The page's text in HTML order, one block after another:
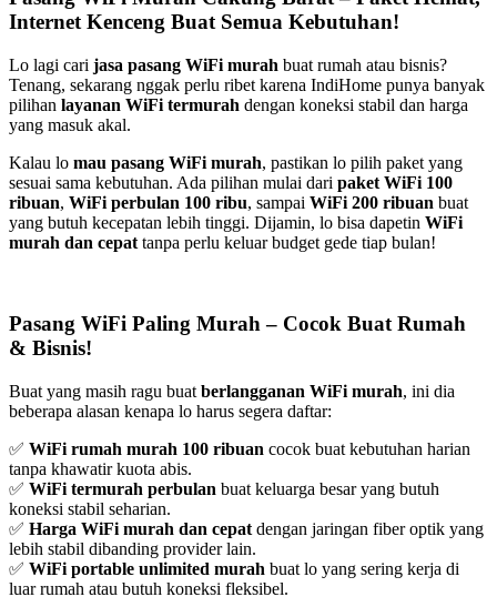
Internet Kenceng Buat Semua Kebutuhan!
Lo lagi cari jasa pasang WiFi murah buat rumah atau bisnis?
Tenang, sekarang nggak perlu ribet karena IndiHome punya banyak
pilihan layanan WiFi termurah dengan koneksi stabil dan harga
yang masuk akal.
Kalau lo mau pasang WiFi murah, pastikan lo pilih paket yang
sesuai sama kebutuhan. Ada pilihan mulai dari paket WiFi 100
ribuan, WiFi perbulan 100 ribu, sampai WiFi 200 ribuan buat
yang butuh kecepatan lebih tinggi. Dijamin, lo bisa dapetin WiFi
murah dan cepat tanpa perlu keluar budget gede tiap bulan!
Pasang WiFi Paling Murah – Cocok Buat Rumah
& Bisnis!
Buat yang masih ragu buat berlangganan WiFi murah, ini dia
beberapa alasan kenapa lo harus segera daftar:
✅ WiFi rumah murah 100 ribuan cocok buat kebutuhan harian
tanpa khawatir kuota abis.
✅ WiFi termurah perbulan buat keluarga besar yang butuh
koneksi stabil seharian.
✅ Harga WiFi murah dan cepat dengan jaringan fiber optik yang
lebih stabil dibanding provider lain.
✅ WiFi portable unlimited murah buat lo yang sering kerja di
luar rumah atau butuh koneksi fleksibel.